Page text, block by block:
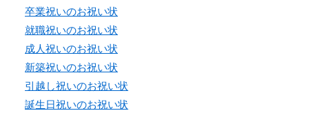
卒業祝いのお祝い状
就職祝いのお祝い状
成人祝いのお祝い状
新築祝いのお祝い状
引越し祝いのお祝い状
誕生日祝いのお祝い状